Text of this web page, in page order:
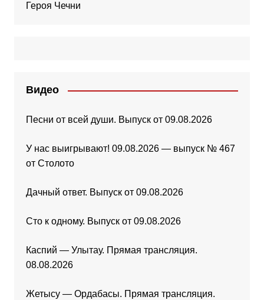
Героя Чечни
Видео
Песни от всей души. Выпуск от 09.08.2026
У нас выигрывают! 09.08.2026 — выпуск № 467
от Столото
Дачный ответ. Выпуск от 09.08.2026
Сто к одному. Выпуск от 09.08.2026
Каспий — Улытау. Прямая трансляция.
08.08.2026
Жетысу — Ордабасы. Прямая трансляция.